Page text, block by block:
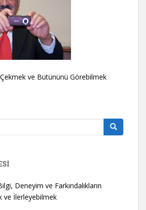
ve Bütününü Görebilmek
Deneyim ve Farkındalıkların
ve İlerleyebilmek